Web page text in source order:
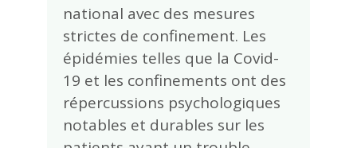
national avec des mesures
strictes de confinement. Les
épidémies telles que la Covid-
19 et les confinements ont des
répercussions psychologiques
notables et durables sur les